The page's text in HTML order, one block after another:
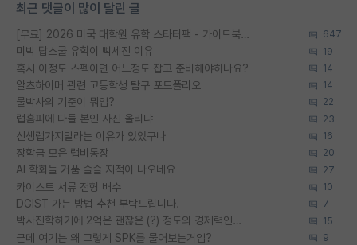
최근 댓글이 많이 달린 글
[무료] 2026 미국 대학원 유학 스타터팩 - 가이드북 & 합격자 컨택메일 템플릿 647
미박 탑스쿨 유학이 빡세진 이유 19
혹시 이정도 스펙이면 어느정도 잡고 준비해야하나요? 14
알츠하이머 관련 고등학생 탐구 포트폴리오 14
물박사의 기준이 뭐임? 22
랩홈피에 다들 본인 사진 올리냐 23
신생랩가지말라는 이유가 있었구나 16
장학금 모은 랩비통장 20
AI 학회들 거품 슬슬 지적이 나오네요 27
카이스트 서류 전형 배수 10
DGIST 가는 방법 추천 부탁드립니다. 7
박사진학하기에 2억은 괜찮은 (?) 정도의 경제력인가요 15
근데 여기는 왜 그렇게 SPK를 물어보는거임? 9